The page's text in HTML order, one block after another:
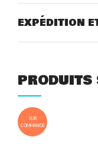
EXPÉDITION
SUR
COMMANDE